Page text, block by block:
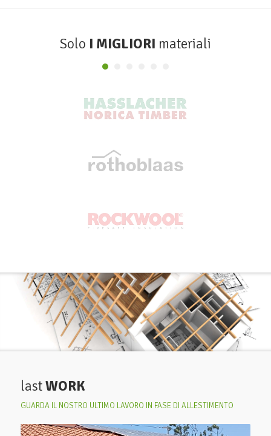
Solo I MIGLIORI materiali
lastWORK
GUARDA IL NOSTRO ULTIMO LAVORO IN FASE DI ALLESTIMENTO